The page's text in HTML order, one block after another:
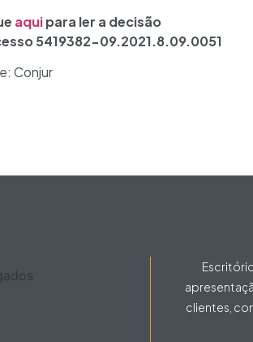
aquipara ler a decisão
5419382-09.2021.8.09.0051
Conjur
clientes,